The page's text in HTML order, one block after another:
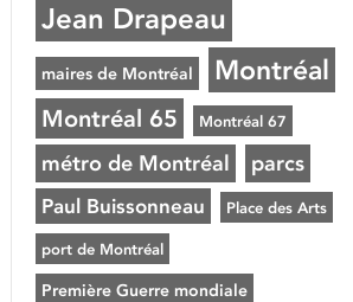
Jean Drapeau
maires de Montréal Montréal
Montréal 65 Montréal 67
métro de Montréal parcs
Paul Buissonneau Place des Arts
port de Montréal
Première Guerre mondiale